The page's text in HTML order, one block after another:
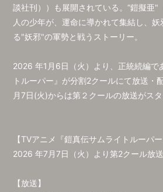
談社刊））も展開されている。“鎧擬亜"
人の少年が、運命に導かれて集結し、
る"妖邪"の軍勢と戦うストーリー。
2026 年1月6日（火）より、正統続編で
トルーパー』が分割2クールにて放送・
月7日(火)からは第２クールの放送がスタ
【TVアニメ『鎧真伝サムライトルーパー
2026 年7月7日（火）より第2クール放
【放送】